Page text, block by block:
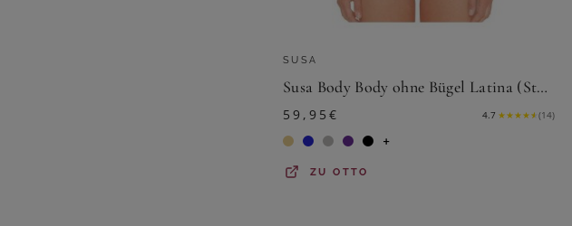
SUSA
Susa Body Body ohne Bügel Latina (Stück, 1-tlg)
59,95€ 4.7 ★★★★★ (14)
+
ZUOTTO